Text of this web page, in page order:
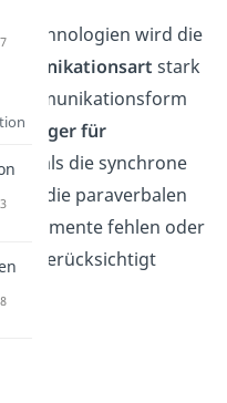
wird die
stark
für
als die synchrone
da die paraverbalen
Elemente fehlen oder
berücksichtigt